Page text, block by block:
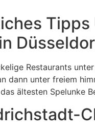
Restaurants
dann unter freiem
ältesten Spelunke